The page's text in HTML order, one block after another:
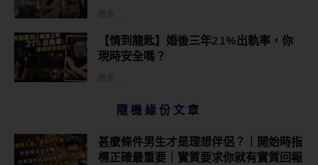
【情到龍匙】婚後三年21%出軌率，你
現時安全嗎？
隨機緣份文章
甚麼條件男生才是理想伴侶？｜開始時指
標正確最重要｜實質要求你就有實質回報